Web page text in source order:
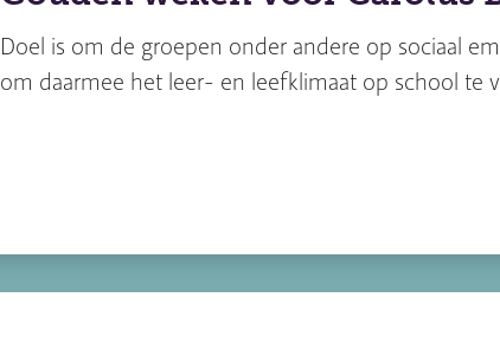
Doel is om de groepen onder andere op sociaal
om daarmee het leer- en leefklimaat op school te